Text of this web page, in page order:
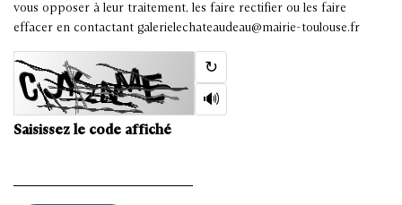
vous opposer à leur traitement, les faire rectifier ou les faire
effacer en contactant galerielechateaudeau@mairie-toulouse.fr
↻
🔊
Saisissez le code affiché